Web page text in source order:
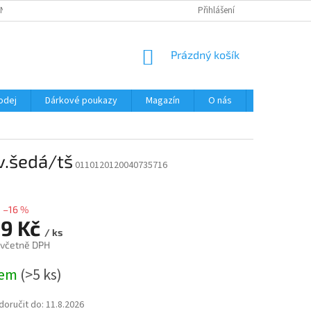
PODMÍNKY Přihlášení
NÁKUPNÍ
Prázdný košík
Dárkové poukazy Magazín O nás
tš 0110120120040735716
–16 %
Kč / ks
DPH
(>5 ks)
do: 11.8.2026